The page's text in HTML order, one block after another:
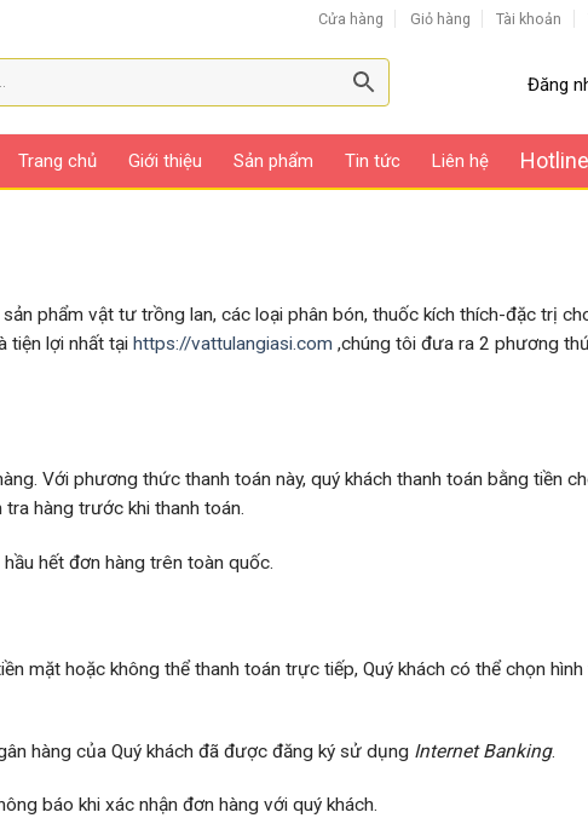
Cửa hàng Giỏ hàng Tài khoản
Đăng
Trang chủ Giới thiệu Sản phẩm Tin tức Liên hệ
phẩm vật tư trồng lan, các loại phân bón, thuốc kích thích-đặc trị
tiện lợi nhất tại https://vattulangiasi.com ,chúng tôi đưa ra 2 phương
Với phương thức thanh toán này, quý khách thanh toán bằng tiền
tra hàng trước khi thanh toán.
hết đơn hàng trên toàn quốc.
mặt hoặc không thể thanh toán trực tiếp, Quý khách có thể chọn
hàng của Quý khách đã được đăng ký sử dụng Internet Banking.
báo khi xác nhận đơn hàng với quý khách.